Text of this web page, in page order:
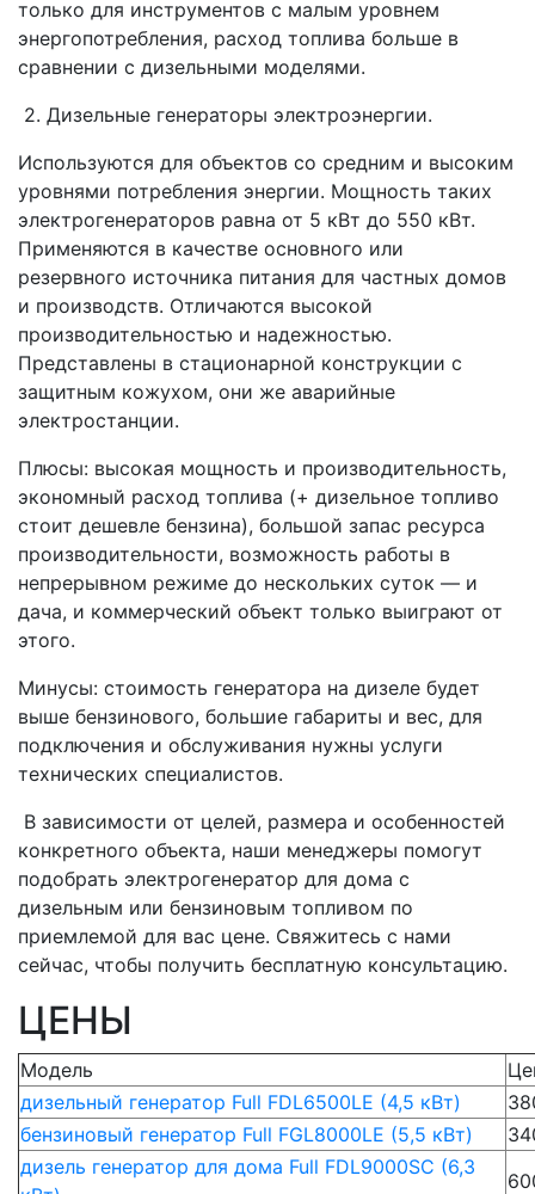
только для инструментов с малым уровнем
энергопотребления, расход топлива больше в
сравнении с дизельными моделями.
2. Дизельные генераторы электроэнергии.
Используются для объектов со средним и высоким
уровнями потребления энергии. Мощность таких
электрогенераторов равна от 5 кВт до 550 кВт.
Применяются в качестве основного или
резервного источника питания для частных домов
и производств. Отличаются высокой
производительностью и надежностью.
Представлены в стационарной конструкции с
защитным кожухом, они же аварийные
электростанции.
Плюсы: высокая мощность и производительность,
экономный расход топлива (+ дизельное топливо
стоит дешевле бензина), большой запас ресурса
производительности, возможность работы в
непрерывном режиме до нескольких суток — и
дача, и коммерческий объект только выиграют от
этого.
Минусы: стоимость генератора на дизеле будет
выше бензинового, большие габариты и вес, для
подключения и обслуживания нужны услуги
технических специалистов.
В зависимости от целей, размера и особенностей
конкретного объекта, наши менеджеры помогут
подобрать электрогенератор для дома с
дизельным или бензиновым топливом по
приемлемой для вас цене. Свяжитесь с нами
сейчас, чтобы получить бесплатную консультацию.
ЦЕНЫ
Модель
дизельный генератор Full FDL6500LE (4,5 кВт)
бензиновый генератор Full FGL8000LE (5,5 кВт)
дизель генератор для дома Full FDL9000SC (6,3